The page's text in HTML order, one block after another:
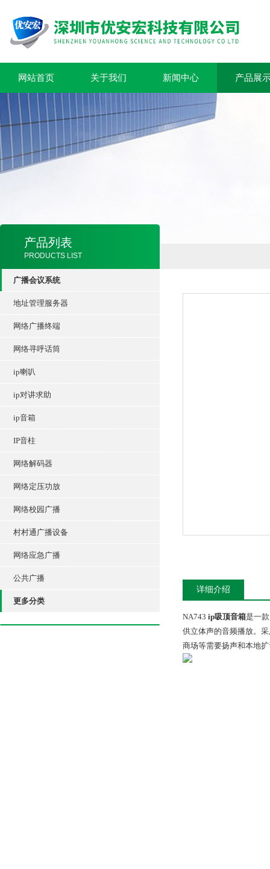
网站首页 关于我们 新闻中心 产品展
产品列表
PRODUCTS LIST
广播会议系统
地址管理服务器
网络广播终端
网络寻呼话筒
ip喇叭
ip对讲求助
ip音箱
IP音柱
网络解码器
网络定压功放
网络校园广播
村村通广播设备
网络应急广播
公共广播
更多分类
详细介绍
NA743 ip吸顶音箱是一
供立体声的音频播放。
商场等需要扬声和本地